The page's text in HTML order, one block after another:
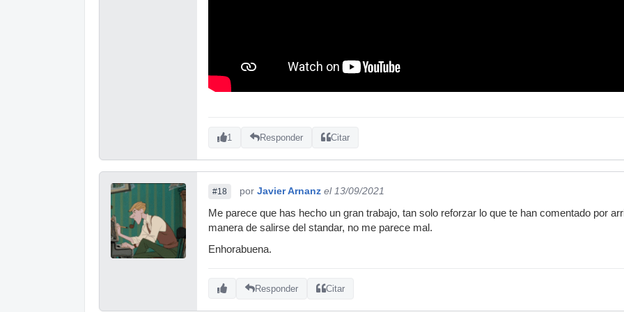
1 Responder Citar
#18 por Javier Arnanz el 13/09/2021
Me parece que has hecho un gran trabajo, tan solo reforzar lo que te han comentado por
manera de salirse del standar, no me parece mal.
Enhorabuena.
Responder Citar